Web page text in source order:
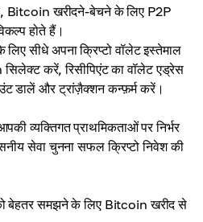
Bitcoin खरीदने-बेचने के लिए P2P
होते हैं।
सीधे अपना क्रिप्टो वॉलेट इस्तेमाल
करें, रिसीपिएंट का वॉलेट एड्रेस
डालें और ट्रांज़ैक्शन कन्फ़र्म करें।
व्यक्तिगत प्राथमिकताओं पर निर्भर
सेवा चुनना सफल क्रिप्टो निवेश की
बेहतर समझने के लिए Bitcoin खरीद से